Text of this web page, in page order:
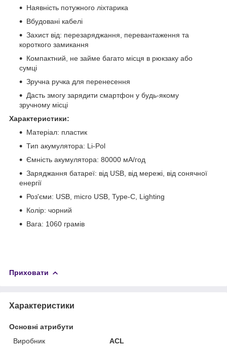
Наявність потужного ліхтарика
Вбудовані кабелі
Захист від: перезаряджання, перевантаження та
короткого замикання
Компактний, не займе багато місця в рюкзаку або
сумці
Зручна ручка для перенесення
Дасть змогу зарядити смартфон у будь-якому
зручному місці
Характеристики:
Матеріал: пластик
Тип акумулятора: Li-Pol
Ємність акумулятора: 80000 мА/год
Заряджання батареї: від USB, від мережі, від сонячної
енергії
Роз'єми: USB, micro USB, Type-C, Lighting
Колір: чорний
Вага: 1060 грамів
Приховати
Характеристики
Основні атрибути
Виробник
ACL